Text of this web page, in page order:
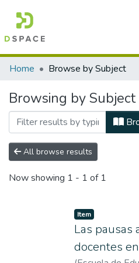
Communities & Collections
All of DSpace
Home Browse by Subject
Browsing by
All browse results
Now showing 1 - 1 of 1
Item
Las pausas
docentes